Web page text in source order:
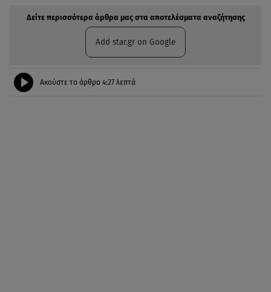
Δείτε περισσότερα άρθρα μας στα αποτελέσματα αναζήτησης
Add star.gr on Google
Ακούστε το άρθρο 4:27 λεπτά